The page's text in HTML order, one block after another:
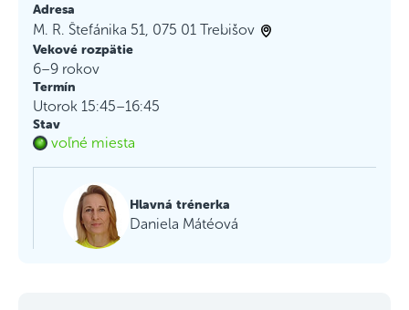
Adresa
M. R. Štefánika 51, 075 01 Trebišov
Vekové rozpätie
6–9 rokov
Termín
Utorok 15:45–16:45
Stav
voľné miesta
Hlavná trénerka
Daniela Mátéová